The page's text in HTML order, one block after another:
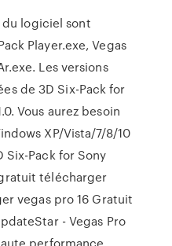
logiciel sont
Player.exe, Vegas
Les versions
de 3D Six-Pack for
Vous aurez besoin
XP/Vista/7/8/10
Pack for Sony
télécharger
vegas pro 16 Gratuit
- Vegas Pro
performance,